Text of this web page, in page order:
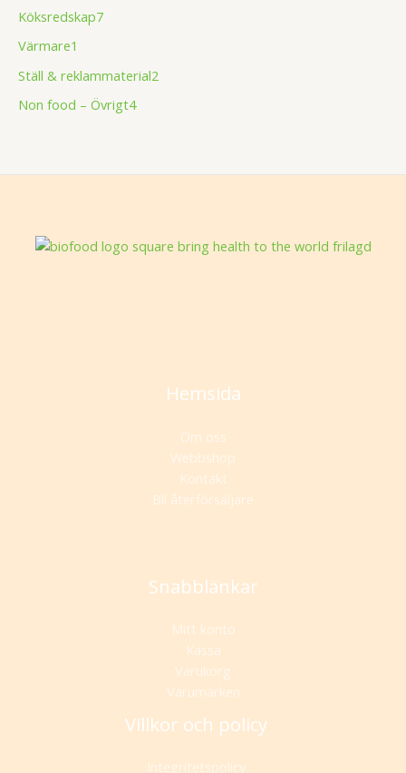
Köksredskap7
Värmare1
Ställ & reklammaterial2
Non food – Övrigt4
Hemsida
Om oss
Webbshop
Kontakt
Bli återförsäljare
Snabblänkar
Mitt konto
Kassa
Varukorg
Varumärken
Villkor och policy
Integritetspolicy